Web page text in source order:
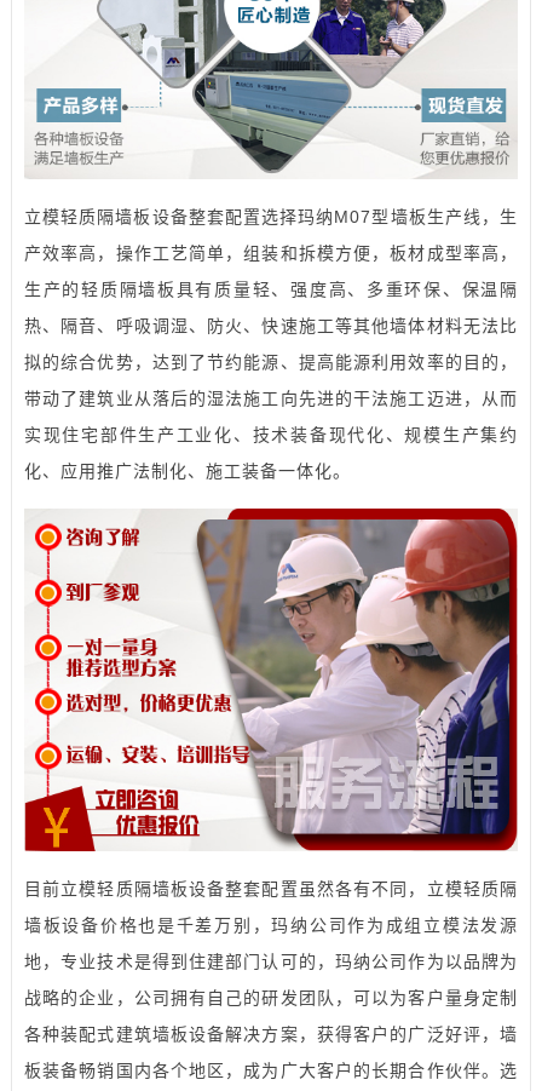
立模轻质隔墙板设备整套配置选择玛纳M07型墙板生产线，生
产效率高，操作工艺简单，组装和拆模方便，板材成型率高，
生产的轻质隔墙板具有质量轻、强度高、多重环保、保温隔
热、隔音、呼吸调湿、防火、快速施工等其他墙体材料无法比
拟的综合优势，达到了节约能源、提高能源利用效率的目的，
带动了建筑业从落后的湿法施工向先进的干法施工迈进，从而
实现住宅部件生产工业化、技术装备现代化、规模生产集约
化、应用推广法制化、施工装备一体化。
目前立模轻质隔墙板设备整套配置虽然各有不同，立模轻质隔
墙板设备价格也是千差万别，玛纳公司作为成组立模法发源
地，专业技术是得到住建部门认可的，玛纳公司作为以品牌为
战略的企业，公司拥有自己的研发团队，可以为客户量身定制
各种装配式建筑墙板设备解决方案，获得客户的广泛好评，墙
板装备畅销国内各个地区，成为广大客户的长期合作伙伴。选